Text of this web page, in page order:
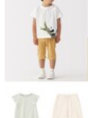
良
品
ネ
ッ
ト
ス
ト
ア